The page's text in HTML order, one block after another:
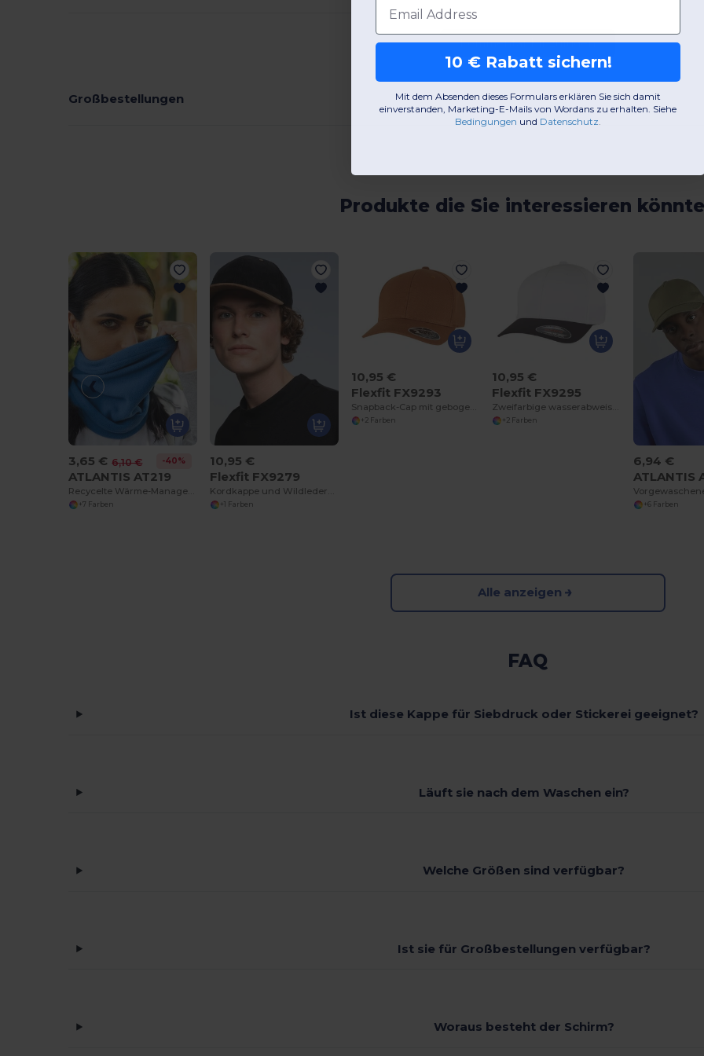
Kommentar hinzufügen
Großbestellungen
Produkte die Sie interessieren
3,65 € 6,10 € -40%
ATLANTIS AT219
+7 Farben
10,95 €
Flexfit FX9279
+1 Farben
10,95 €
Flexfit FX9293
Snapback-Cap mit gebogenem Schirm
+2 Farben
10,95 €
Flexfit FX9295
+2 Farben
6,94 €
ATLANTIS
+6 Farben
Alle anzeigen
FAQ
Ist diese Kappe für Siebdruck oder Stickerei geeignet?
Läuft sie nach dem Waschen ein?
Welche Größen sind verfügbar?
Ist sie für Großbestellungen verfügbar?
Woraus besteht der Schirm?
10 € Rabatt sichern!
Mit dem Absenden dieses Formulars erklären Sie sich damit
einverstanden, Marketing-E-Mails von Wordans zu erhalten. Siehe
Bedingungen und Datenschutz